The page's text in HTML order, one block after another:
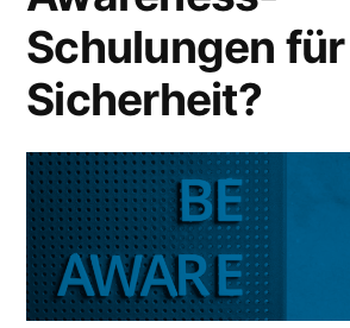
Schulungen
Sicherheit?